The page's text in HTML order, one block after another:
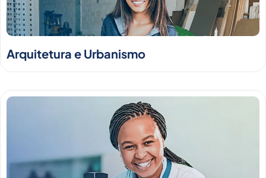
Arquitetura e Urbanismo